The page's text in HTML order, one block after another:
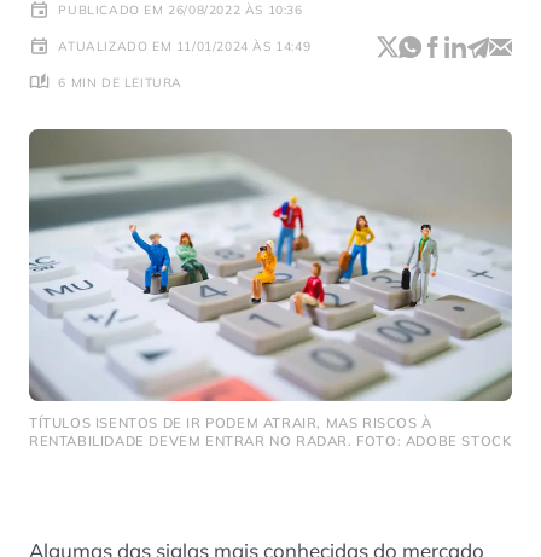
PUBLICADO EM 26/08/2022 ÀS 10:36
ATUALIZADO EM 11/01/2024 ÀS 14:49
6 MIN DE LEITURA
TÍTULOS ISENTOS DE IR PODEM ATRAIR, MAS RISCOS À
RENTABILIDADE DEVEM ENTRAR NO RADAR. FOTO: ADOBE STOCK
Algumas das siglas mais conhecidas do mercado